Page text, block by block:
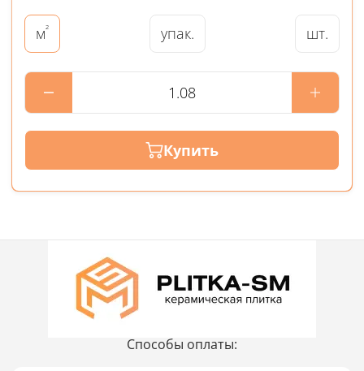
м² упак. шт.
Купить
Способы оплаты: